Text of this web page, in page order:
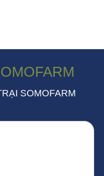
SOMOFARM